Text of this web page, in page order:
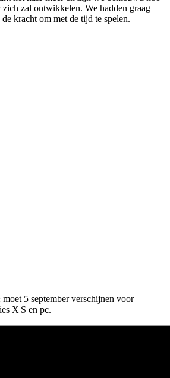
zich zal ontwikkelen. We hadden graag
kracht om met de tijd te spelen.
moet 5 september verschijnen voor
X|S en pc.